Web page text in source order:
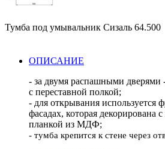
Тумба под умывальник Сизаль 64.500
ОПИСАНИЕ
- за двумя распашными дверями
с переставной полкой;
- для открывания используется
фасадах, которая декорирована
планкой из МДФ;
- тумба крепится к стене через